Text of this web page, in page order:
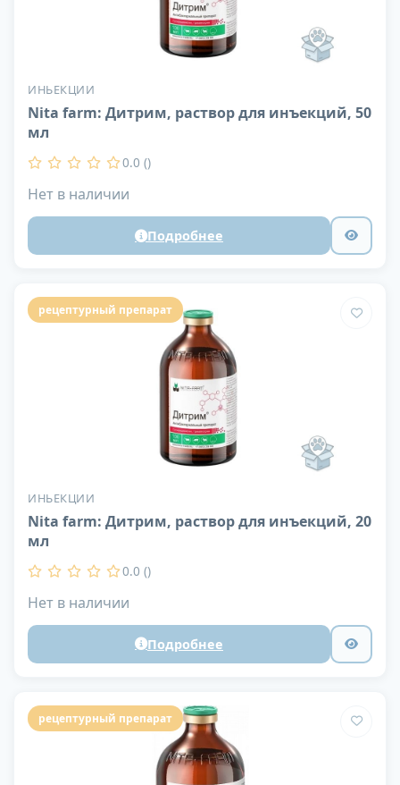
ИНЬЕКЦИИ
Nita farm: Дитрим, раствор для инъекций, 50
мл
0.0 ()
Нет в наличии
Подробнее
рецептурный препарат
ИНЬЕКЦИИ
Nita farm: Дитрим, раствор для инъекций, 20
мл
0.0 ()
Нет в наличии
Подробнее
рецептурный препарат